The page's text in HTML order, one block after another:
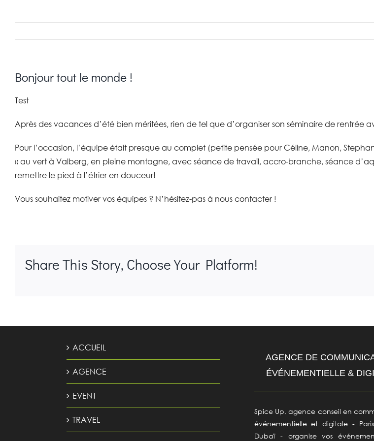
Bonjour tout le monde !
Test
Après des vacances d’été bien méritées, rien de tel que d’organiser son séminaire de rentrée
Pour l’occasion, l’équipe était presque au complet (petite pensée pour Céline, Manon,
« au vert à Valberg, en pleine montagne, avec séance de travail, accro-branche, séance
remettre le pied à l’étrier en douceur!
Vous souhaitez motiver vos équipes ? N’hésitez-pas à nous contacter !
Share This Story, Choose Your Platform!
ACCUEIL
AGENCE
EVENT
TRAVEL
AGENCE DE
ÉVÉNEMENTIELLE &
Spice Up, agence conseil en
événementielle et digitale -
Dubaï - organise vos